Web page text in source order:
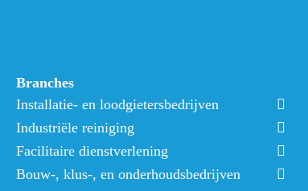
Branches
Installatie- en loodgietersbedrijven
Industriële reiniging
Facilitaire dienstverlening
Bouw-, klus-, en onderhoudsbedrijven